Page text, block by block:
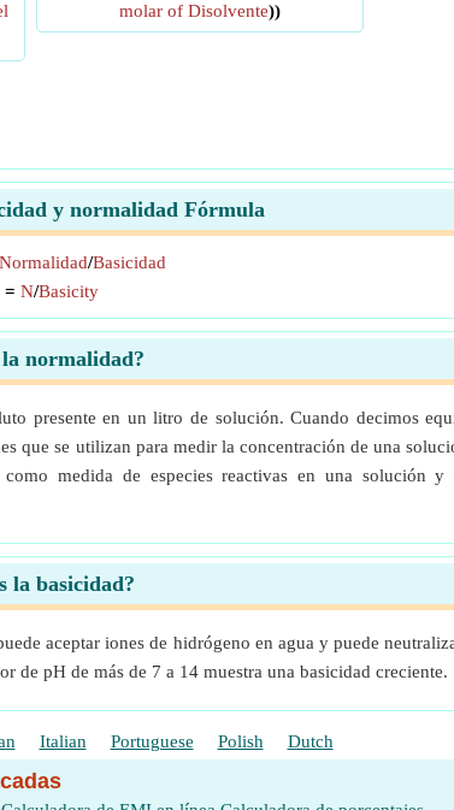
molar of Disolvente))
y normalidad Fórmula
Normalidad/Basicidad
= N/Basicity
la normalidad?
presente en un litro de solución. Cuando decimos
que se utilizan para medir la concentración de una
medida de especies reactivas en una solución
la basicidad?
aceptar iones de hidrógeno en agua y puede
de pH de más de 7 a 14 muestra una basicidad creciente.
Italian Portuguese Polish Dutch